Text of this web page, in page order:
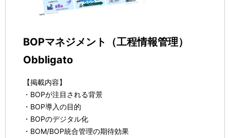
BOPマネジメント（工程情報管理）
Obbligato
【掲載内容】
・BOPが注目される背景
・BOP導入の目的
・BOPのデジタル化
・BOM/BOP統合管理の期待効果